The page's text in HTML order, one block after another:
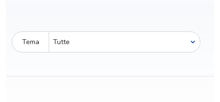
Tema